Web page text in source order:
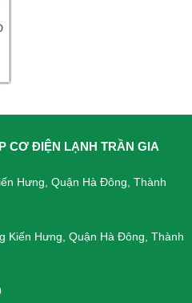
CƠ ĐIỆN LẠNH TRẦN GIA
Hưng, Quận Hà Đông, Thành
Kiến Hưng, Quận Hà Đông, Thành